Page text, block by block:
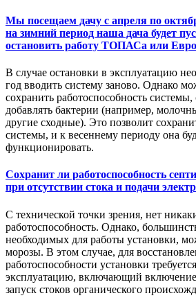
Мы посещаем дачу с апреля по
на зимний период наша дача будет
остановить работу ТОПАСа или
В случае остановки в эксплуатацию
год вводить систему заново. Однако
сохранить работоспособность системы,
добавлять бактерии (например,
другие сходные). Это позволит
системы, и к весеннему периоду она
функционировать.
Сохранит ли работоспособность
при отсутствии стока и подачи
С технической точки зрения, нет
работоспособность. Однако,
необходимых для работы установки,
морозы. В этом случае, для
работоспособности установки
эксплуатацию, включающий
запуск стоков органического